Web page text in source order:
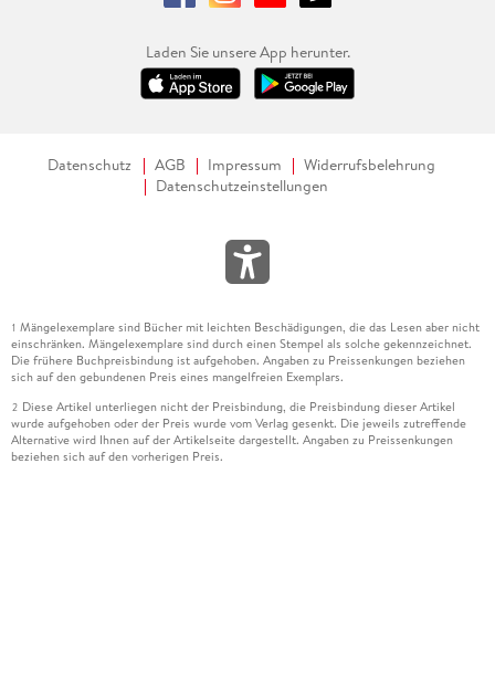
Laden Sie unsere App herunter.
Datenschutz AGB Impressum
Widerrufsbelehrung
Datenschutzeinstellungen
1 Mängelexemplare sind Bücher mit leichten Beschädigungen, die das Lesen aber nicht
einschränken. Mängelexemplare sind durch einen Stempel als solche gekennzeichnet.
Die frühere Buchpreisbindung ist aufgehoben. Angaben zu Preissenkungen beziehen
sich auf den gebundenen Preis eines mangelfreien Exemplars.
2 Diese Artikel unterliegen nicht der Preisbindung, die Preisbindung dieser Artikel
wurde aufgehoben oder der Preis wurde vom Verlag gesenkt. Die jeweils zutreffende
Alternative wird Ihnen auf der Artikelseite dargestellt. Angaben zu Preissenkungen
beziehen sich auf den vorherigen Preis.